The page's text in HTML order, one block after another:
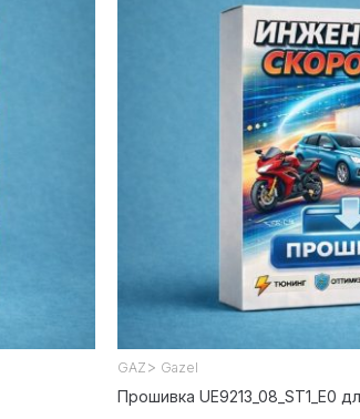
GAZ > Gazel
Прошивка UE9213_08_ST1_E0